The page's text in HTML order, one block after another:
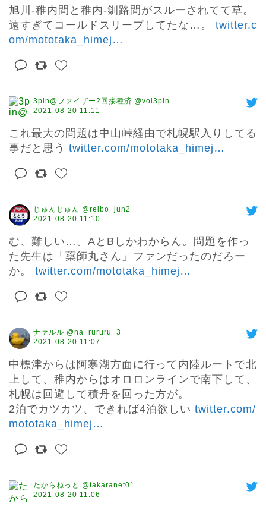
旭川-稚内間と稚内-釧路間がスルーされてて草。
遠すぎてコールドスリープしてたな…。 twitter.c
om/mototaka_himej …
3pin@ファイザー2回接種済 @vol3pin
2021-08-20 11:11
これ最大の問題は中山峠経由で札幌駅入りしてる
事だと思う twitter.com/mototaka_himej …
じゅんじゅん @reibo_jun2
2021-08-20 11:10
む、難しい…。AとBしかわからん。問題を作っ
た先生は「薬師丸さん」ファンだったのだろー
か。 twitter.com/mototaka_himej …
ナァルル @na_rururu_3
2021-08-20 11:07
中標津からは阿寒湖方面に行って内陸ルートで北
上して、稚内からはオロロンラインで南下して、
札幌は回避して積丹を回った方が。
2泊でカツカツ、できれば4泊欲しい twitter.com/
mototaka_himej …
たからねっと @takaranet01
2021-08-20 11:06